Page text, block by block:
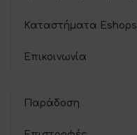
Καταστήματα Eshops
Επικοινωνία
Παράδοση